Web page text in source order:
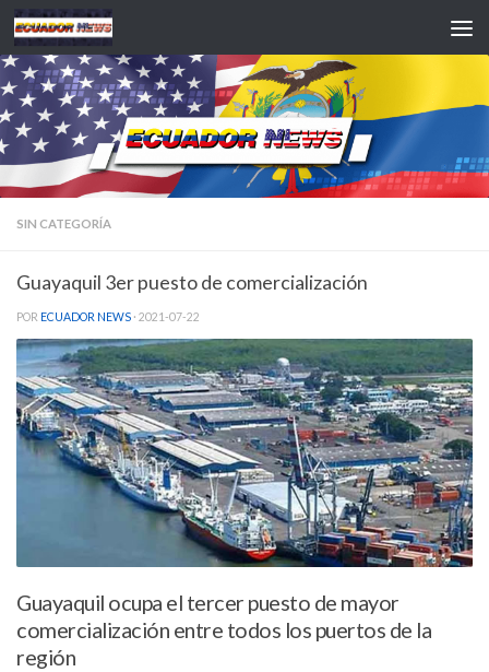
Saltar al contenido
SIN CATEGORÍA
Guayaquil 3er puesto de comercialización
POR ECUADOR NEWS · 2021-07-22
Guayaquil ocupa el tercer puesto de mayor
comercialización entre todos los puertos de la
región